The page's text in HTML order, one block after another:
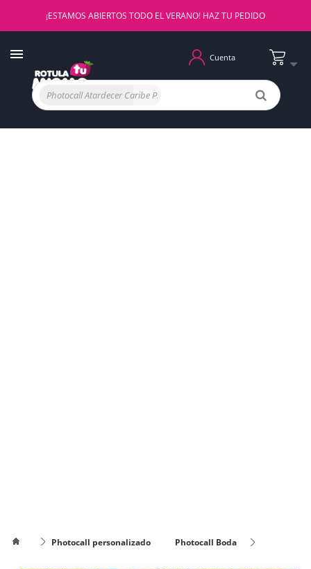
¡ESTAMOS ABIERTOS TODO EL VERANO! HAZ TU PEDIDO
Cuenta
Photocall personalizado
Photocall Boda